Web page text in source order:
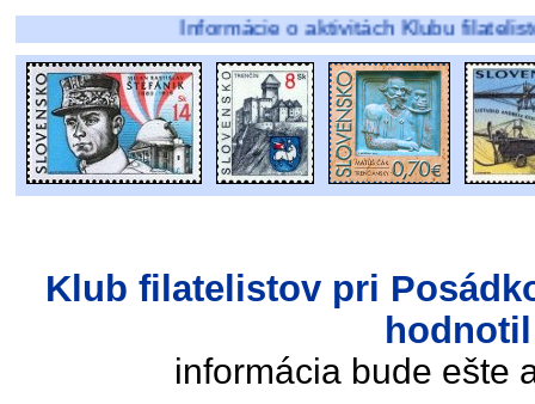
Informácie o aktivitách Klubu filatelistov 52 - 19
Klub filatelistov pri
hodnotil
informácia bude ešte